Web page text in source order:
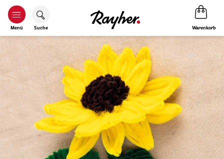
Menü Suche Warenkorb